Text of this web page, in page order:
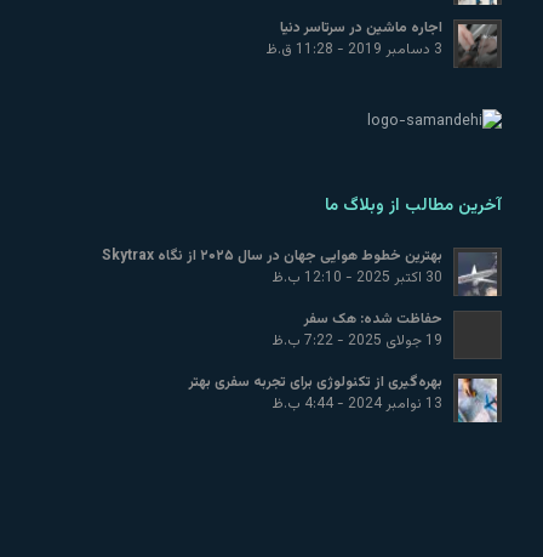
اجاره ماشین در سرتاسر دنیا
3 دسامبر 2019 - 11:28 ق.ظ
آخرین مطالب از وبلاگ ما
بهترین خطوط هوایی جهان در سال ۲۰۲۵ از نگاه Skytrax
30 اکتبر 2025 - 12:10 ب.ظ
حفاظت شده: هک سفر
19 جولای 2025 - 7:22 ب.ظ
بهره‌گیری از تکنولوژی برای تجربه سفری بهتر
13 نوامبر 2024 - 4:44 ب.ظ